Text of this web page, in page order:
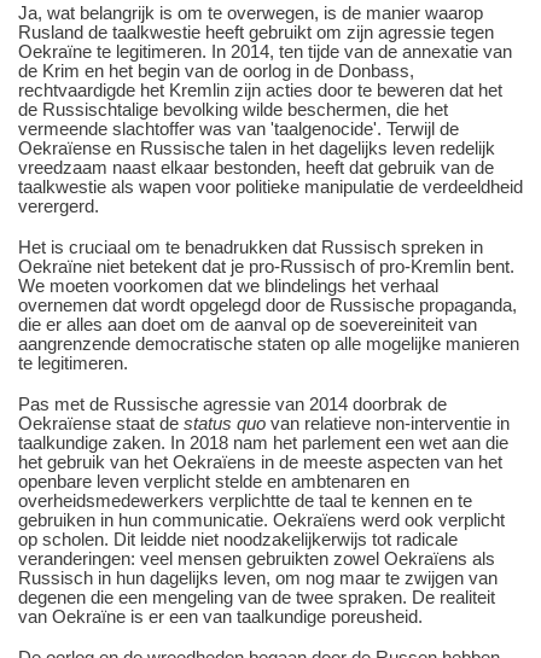
Ja, wat belangrijk is om te overwegen, is de manier waarop
Rusland de taalkwestie heeft gebruikt om zijn agressie tegen
Oekraïne te legitimeren. In 2014, ten tijde van de annexatie van
de Krim en het begin van de oorlog in de Donbass,
rechtvaardigde het Kremlin zijn acties door te beweren dat het
de Russischtalige bevolking wilde beschermen, die het
vermeende slachtoffer was van 'taalgenocide'. Terwijl de
Oekraïense en Russische talen in het dagelijks leven redelijk
vreedzaam naast elkaar bestonden, heeft dat gebruik van de
taalkwestie als wapen voor politieke manipulatie de verdeeldheid
verergerd.
Het is cruciaal om te benadrukken dat Russisch spreken in
Oekraïne niet betekent dat je pro-Russisch of pro-Kremlin bent.
We moeten voorkomen dat we blindelings het verhaal
overnemen dat wordt opgelegd door de Russische propaganda,
die er alles aan doet om de aanval op de soevereiniteit van
aangrenzende democratische staten op alle mogelijke manieren
te legitimeren.
Pas met de Russische agressie van 2014 doorbrak de
Oekraïense staat de status quo van relatieve non-interventie in
taalkundige zaken. In 2018 nam het parlement een wet aan die
het gebruik van het Oekraïens in de meeste aspecten van het
openbare leven verplicht stelde en ambtenaren en
overheidsmedewerkers verplichtte de taal te kennen en te
gebruiken in hun communicatie. Oekraïens werd ook verplicht
op scholen. Dit leidde niet noodzakelijkerwijs tot radicale
veranderingen: veel mensen gebruikten zowel Oekraïens als
Russisch in hun dagelijks leven, om nog maar te zwijgen van
degenen die een mengeling van de twee spraken. De realiteit
van Oekraïne is er een van taalkundige poreusheid.